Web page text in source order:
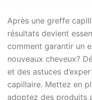
Après une greffe
résultats devient
comment garantir un
nouveaux cheveux?
et des astuces
capillaire. Mettez en
adoptez des produits